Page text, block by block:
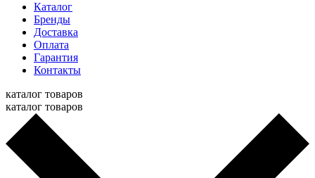
Каталог
Бренды
Доставка
Оплата
Гарантия
Контакты
каталог товаров
каталог товаров